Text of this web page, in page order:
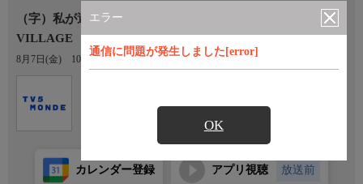
エラー
通信に問題が発生しました[error]
OK
（字）私が選ぶワロンで一番美しい村 MON PLUS BEAU
VILLAGE
8月7日(金) 10:34〜11:04
カレンダー登録 アプリ視聴 放送前